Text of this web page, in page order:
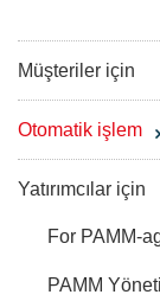
Müşteriler için
Otomatik işlem
Yatırımcılar için
For PAMM-
PAMM